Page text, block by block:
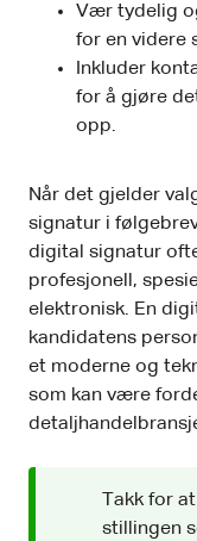
Vær tydelig
for en videre
Inkluder
for å gjøre
opp.
Når det gjelder
signatur i
digital signatur
profesjonell,
elektronisk. En
kandidatens
et moderne og
som kan være
Takk for
stillingen